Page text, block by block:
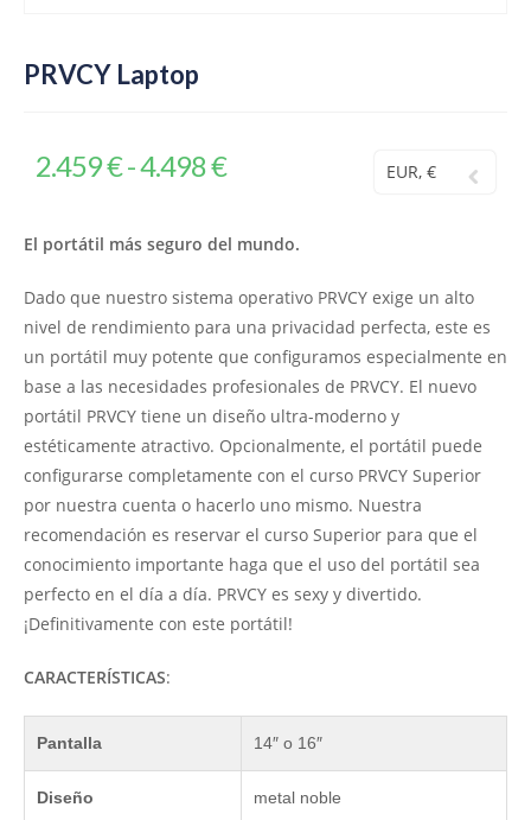
PRVCY Laptop
2.459€-4.498€ EUR, €
El portátil más seguro del mundo.
Dado que nuestro sistema operativo PRVCY exige un alto
nivel de rendimiento para una privacidad perfecta, este es
un portátil muy potente que configuramos especialmente en
base a las necesidades profesionales de PRVCY. El nuevo
portátil PRVCY tiene un diseño ultra-moderno y
estéticamente atractivo. Opcionalmente, el portátil puede
configurarse completamente con el curso PRVCY Superior
por nuestra cuenta o hacerlo uno mismo. Nuestra
recomendación es reservar el curso Superior para que el
conocimiento importante haga que el uso del portátil sea
perfecto en el día a día. PRVCY es sexy y divertido.
¡Definitivamente con este portátil!
CARACTERÍSTICAS:
Pantalla 14″ o 16″
Diseño metal noble